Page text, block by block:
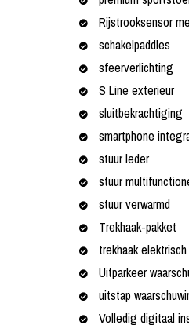
Rijstrooksensor
schakelpaddles
sfeerverlichting
S Line exterieur
sluitbekrachtiging
smartphone
stuur leder
stuur
stuur verwarmd
Trekhaak-pakket
trekhaak
Uitparkeer
uitstap
Volledig digitaal